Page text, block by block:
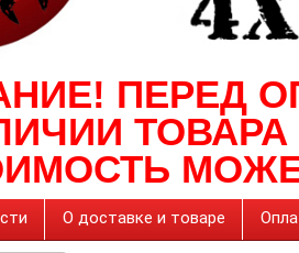
ПЕРЕД
О доставке и товаре